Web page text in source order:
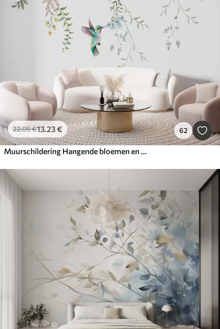
22.05€13.23€ 62
Muurschildering Hangende bloemen en bladeren en prachtige kolibries